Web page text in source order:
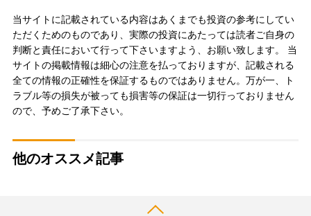
当サイトに記載されている内容はあくまでも投資の参考にしてい
ただくためのものであり、実際の投資にあたっては読者ご自身の
判断と責任において行って下さいますよう、お願い致します。 当
サイトの掲載情報は細心の注意を払っておりますが、記載される
全ての情報の正確性を保証するものではありません。万が一、ト
ラブル等の損失が被っても損害等の保証は一切行っておりません
ので、予めご了承下さい。
他のオススメ記事